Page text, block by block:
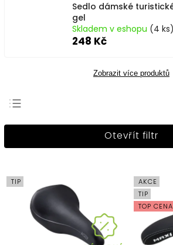
Sedlo dámské
gel
Skladem v eshopu (4 ks)
248 Kč
Zobrazit více produktů
Nejprodávanější
Otevřít filtr
TIP
AKCE
TIP
TOP CENA